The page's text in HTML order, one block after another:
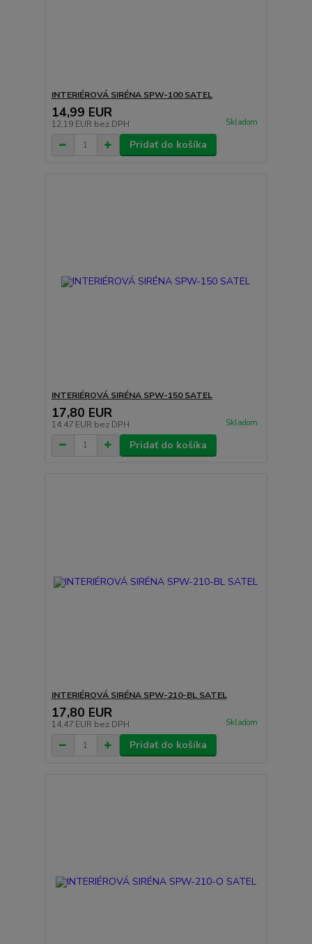
INTERIÉROVÁ SIRÉNA SPW-100 SATEL
14,99 EUR
12,19 EUR bez DPH Skladom
Pridať do košíka
INTERIÉROVÁ SIRÉNA SPW-150 SATEL
17,80 EUR
14,47 EUR bez DPH Skladom
Pridať do košíka
INTERIÉROVÁ SIRÉNA SPW-210-BL SATEL
17,80 EUR
14,47 EUR bez DPH Skladom
Pridať do košíka